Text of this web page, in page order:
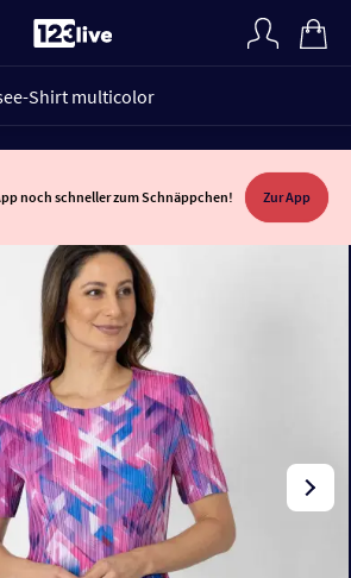
Shirt multicolor
noch schneller zum Schnäppchen! Zur App